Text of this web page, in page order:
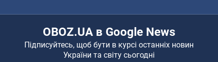
OBOZ.UA в Google News
Підписуйтесь, щоб бути в курсі останніх новин
України та світу сьогодні